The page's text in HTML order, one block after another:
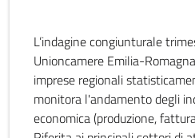
L’indagine congiunturale
Unioncamere Emilia-
imprese regionali
monitora l'andamento degli
economica (produzione,